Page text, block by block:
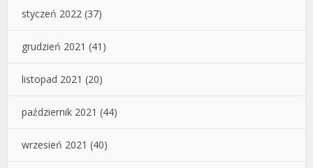
styczeń 2022 (37)
grudzień 2021 (41)
listopad 2021 (20)
październik 2021 (44)
wrzesień 2021 (40)